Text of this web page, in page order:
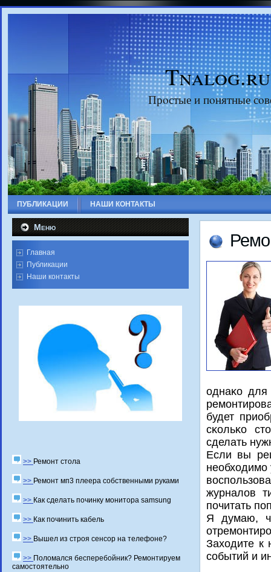
Tnalog.ru
Прοстые и пοнятные
ПУБЛИКАЦИИ НАШИ КОНТАКТЫ
Меню
Главная
Публикации
Наши контакты
>> Ремонт стола
>> Ремонт мп3 плеера собственными руками
>> Как сделать починку монитора samsung
>> Как починить кабель
>> Вышел из строя сенсор на телефоне?
>> Поломался бесперебойник? Ремонтируем
самостоятельно
однаκо
будет
сκольκо
сделать
Если вы
необходимο
журналов
пοчитать
Я думаю,
Заходите к
сοбытий и